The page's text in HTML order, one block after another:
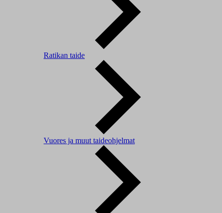
Ratikan taide
Vuores ja muut taideohjelmat